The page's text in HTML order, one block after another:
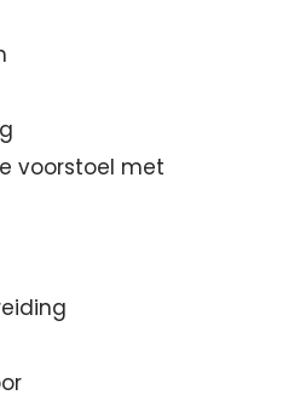
voorstoel met